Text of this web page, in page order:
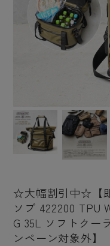
☆大幅割引中☆【
ソブ 422200 TPU
G 35L ソフトクー
ンペーン対象外】